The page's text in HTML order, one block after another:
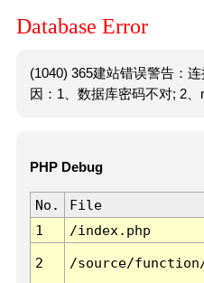
Database Error
(1040) 365建站错误警告：
因：1、数据库密码不对; 2、
PHP Debug
No. File
1
/index.php
2 /source/